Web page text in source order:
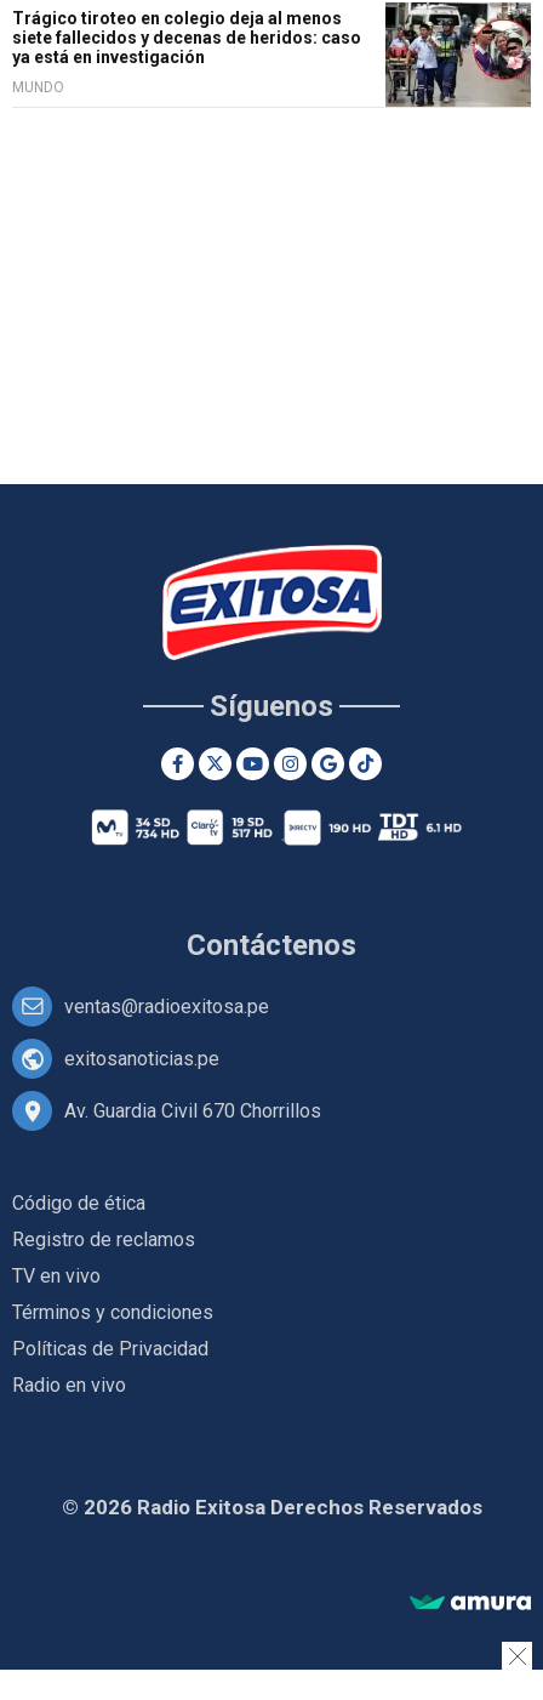
Trágico tiroteo en colegio deja al menos
siete fallecidos y decenas de heridos: caso
ya está en investigación
MUNDO
Contáctenos
ventas@radioexitosa.pe
exitosanoticias.pe
Av. Guardia Civil 670 Chorrillos
Síguenos
Código de ética
Registro de reclamos
TV en vivo
Términos y condiciones
Políticas de Privacidad
Radio en vivo
© 2026 Radio Exitosa Derechos Reservados